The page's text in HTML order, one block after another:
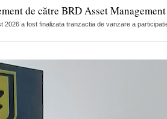
de către BRD Asset
2026 a fost finalizata tranzactia de vanzare a